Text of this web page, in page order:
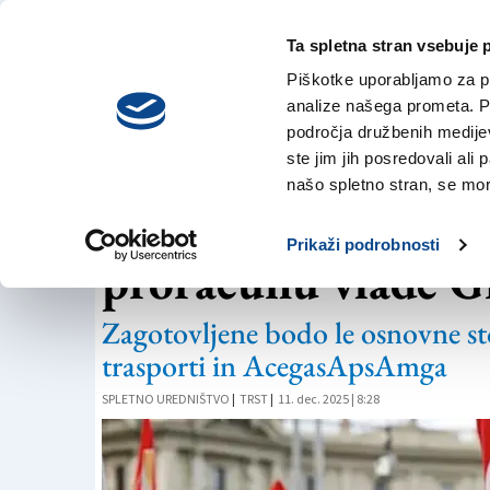
Ta spletna stran vsebuje
Piškotke uporabljamo za
analize našega prometa.
področja družbenih
ste jim jih posredovali ali
našo spletno stran, se
Prikaži podrobnosti
sobota,
8. avgusta 2026
Jutri vsedržavna
proračunu vlade
Zagotovljene bodo le osnovne
trasporti in AcegasApsAmga
SPLETNO UREDNIŠTVO | TRST | 11. dec. 2025 | 8:28